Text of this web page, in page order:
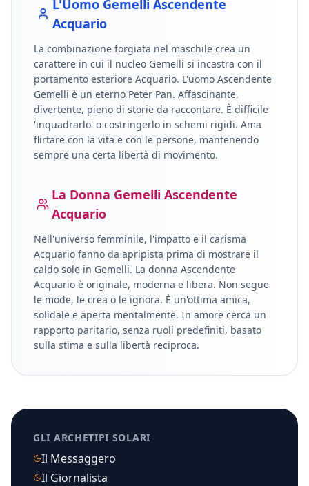
L'Uomo Gemelli Ascendente
Acquario
La combinazione forgiata nel maschile crea un
carattere in cui il nucleo Gemelli si incastra con il
portamento esteriore Acquario. L'uomo Ascendente
Gemelli è un eterno Peter Pan. Affascinante,
divertente, pieno di storie da raccontare. È difficile
'inquadrarlo' o costringerlo in schemi rigidi. Ama
flirtare con la vita e con le persone, mantenendo
sempre una certa libertà di movimento.
La Donna Gemelli Ascendente
Acquario
Nell'universo femminile, l'impatto e il carisma
Acquario fanno da apripista prima di mostrare il
caldo sole in Gemelli. La donna Ascendente
Acquario è originale, moderna e libera. Non segue
le mode, le crea o le ignora. È un'ottima amica,
solidale e aperta mentalmente. In amore cerca un
rapporto paritario, senza ruoli predefiniti, basato
sulla stima e sulla libertà reciproca.
GLI ARCHETIPI SOLARI
Il Messaggero
Il Giornalista